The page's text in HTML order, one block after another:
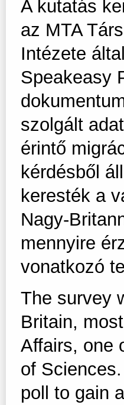
A kutatás
az MTA
Intézete
Speakeasy
szolgált
érintő
kérdésből
keresték a
Nagy-
mennyire
vonatkozó
The survey
Britain,
Affairs, one
of
poll to gain